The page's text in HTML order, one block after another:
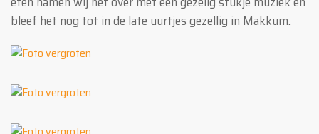
bleef het nog tot in de late uurtjes gezellig in Makkum.